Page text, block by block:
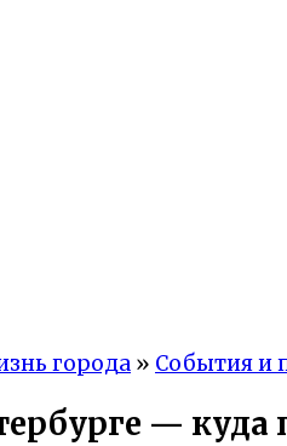
города » События и
— куда